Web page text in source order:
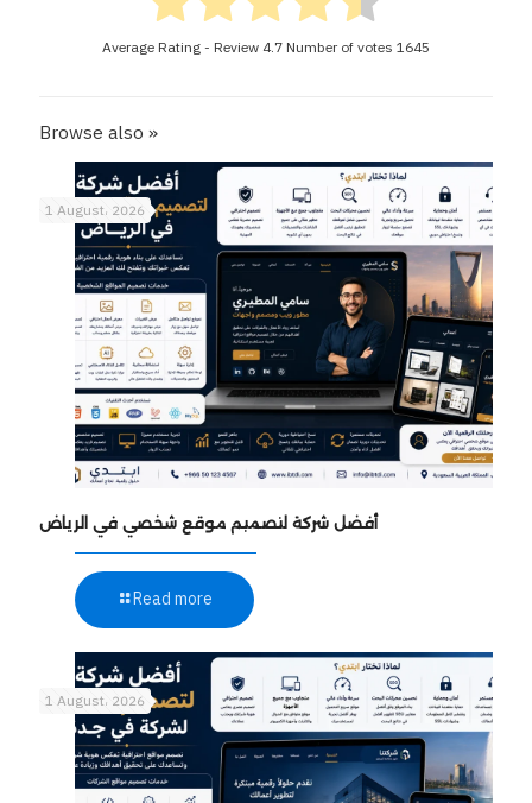
Average Rating - Review 4.7Number of votes 1645
Browse also »
1 August، 2026
أفضل شركة لتصميم موقع شخصي في الرياض
Read more
1 August، 2026